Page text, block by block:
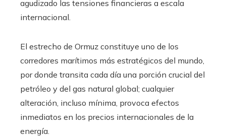
agudizado las tensiones financieras a escala
internacional.
El estrecho de Ormuz constituye uno de los
corredores marítimos más estratégicos del mundo,
por donde transita cada día una porción crucial del
petróleo y del gas natural global; cualquier
alteración, incluso mínima, provoca efectos
inmediatos en los precios internacionales de la
energía.